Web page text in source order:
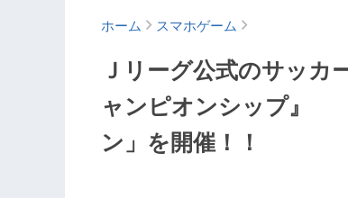
ホーム スマホゲーム
Ｊリーグ公式のサッカ
ャンピオンシップ』
ン」を開催！！